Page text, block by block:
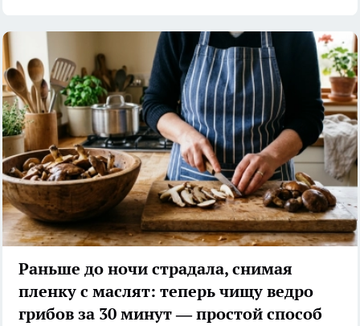
Раньше до ночи страдала, снимая
пленку с маслят: теперь чищу ведро
грибов за 30 минут — простой способ